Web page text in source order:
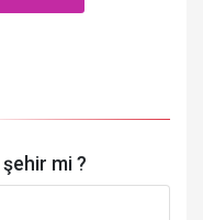
mi ?